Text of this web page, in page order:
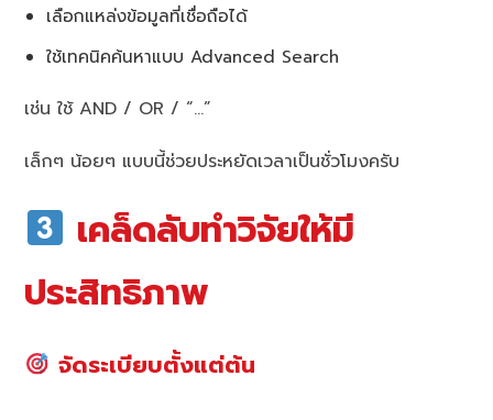
เลือกแหล่งข้อมูลที่เชื่อถือได้
ใช้เทคนิคค้นหาแบบ Advanced Search
เช่น ใช้ AND / OR / “…”
เล็กๆ น้อยๆ แบบนี้ช่วยประหยัดเวลาเป็นชั่วโมงครับ
เคล็ดลับทำวิจัยให้มี
ประสิทธิภาพ
จัดระเบียบตั้งแต่ต้น